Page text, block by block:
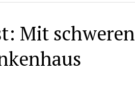
Mit schweren